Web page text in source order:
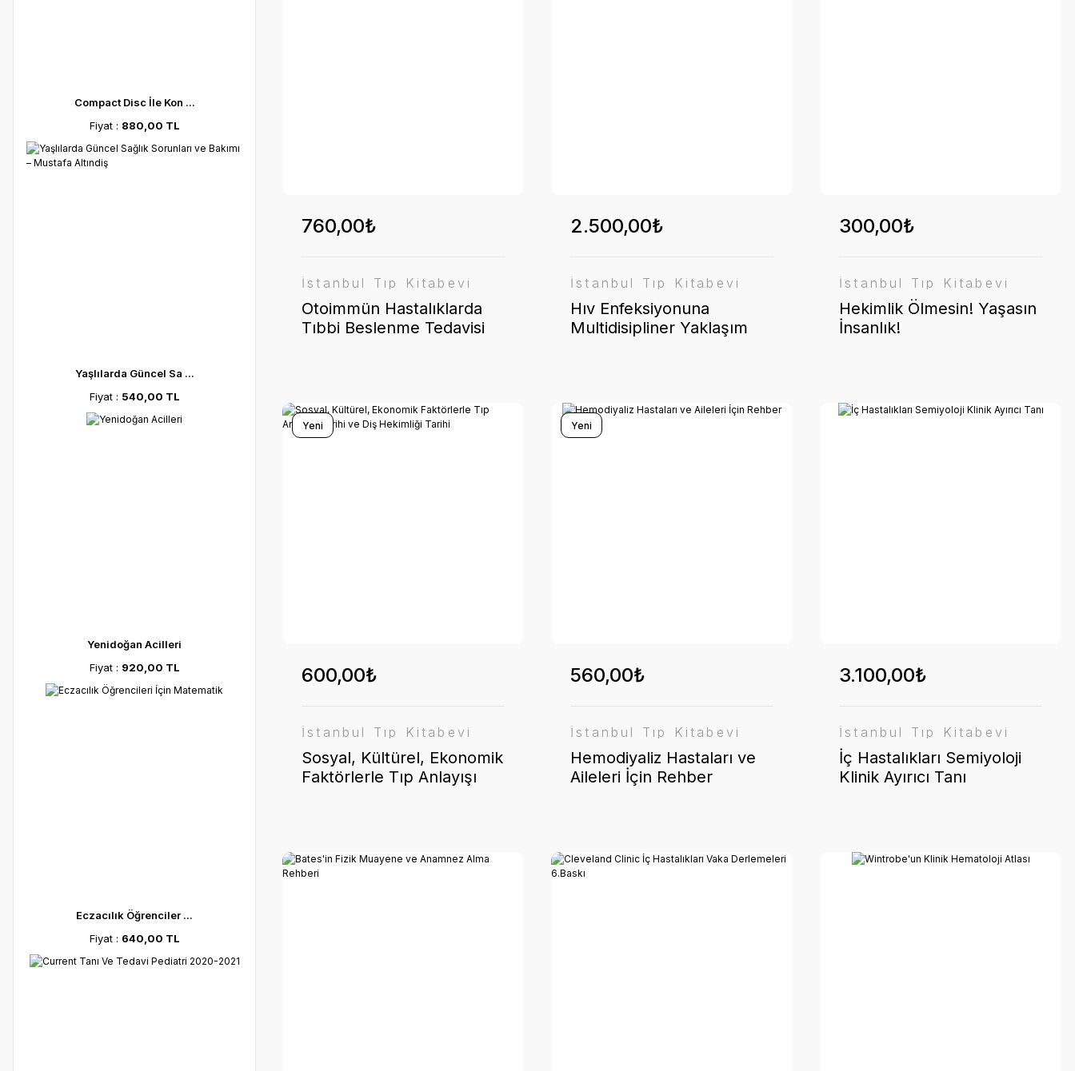
Compact Disc İle Kon ...
Fiyat : 880,00 TL
Yaşlılarda Güncel Sa ...
Fiyat : 540,00 TL
Yenidoğan Acilleri
Fiyat : 920,00 TL
Eczacılık Öğrenciler ...
Fiyat : 640,00 TL
760,00₺
İstanbul Tıp Kitabevi
Otoimmün Hastalıklarda
Tıbbi Beslenme Tedavisi
2.500,00₺
İstanbul Tıp Kitabevi
Hıv Enfeksiyonuna
Multidisipliner Yaklaşım
300,00₺
İstanbul Tıp Kitabevi
Hekimlik Ölmesin! Yaşasın
İnsanlık!
Yeni
600,00₺
İstanbul Tıp Kitabevi
Sosyal, Kültürel, Ekonomik
Faktörlerle Tıp Anlayışı
Yeni
560,00₺
İstanbul Tıp Kitabevi
Hemodiyaliz Hastaları ve
Aileleri İçin Rehber
3.100,00₺
İstanbul Tıp Kitabevi
İç Hastalıkları Semiyoloji
Klinik Ayırıcı Tanı